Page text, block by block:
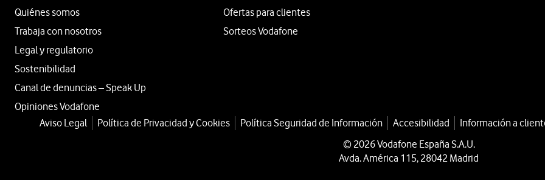
Quiénes somos
Trabaja con nosotros
Legal y regulatorio
Sostenibilidad
Canal de denuncias – Speak Up
Opiniones Vodafone
Ofertas para clientes
Sorteos Vodafone
Aviso Legal Política de Privacidad y Cookies Política Seguridad de Información Accesibilidad
Información a
© 2026 Vodafone España S.A.U.
Avda. América 115, 28042 Madrid